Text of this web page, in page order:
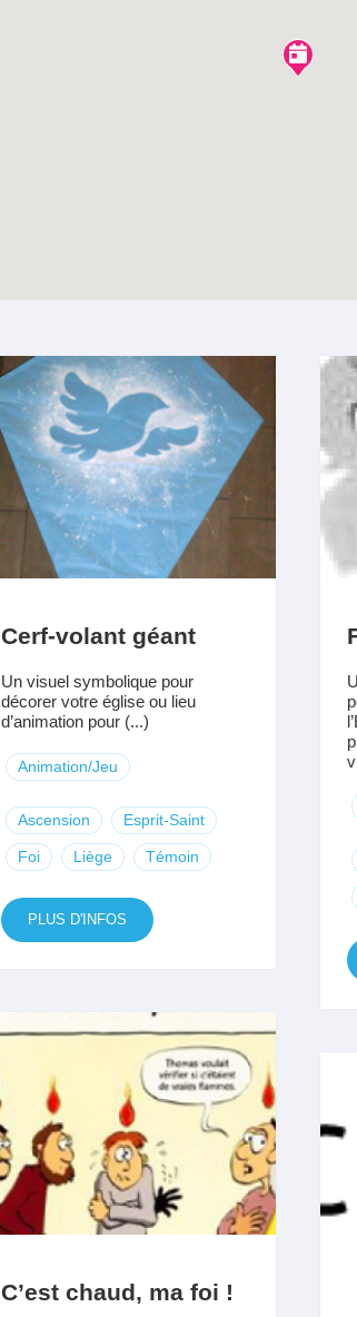
Cerf-volant géant
Un visuel symbolique pour
décorer votre église ou lieu
d’animation pour (...)
Animation/Jeu
Ascension Esprit-Saint
Foi Liège Témoin
PLUS D'INFOS
C’est chaud, ma foi !